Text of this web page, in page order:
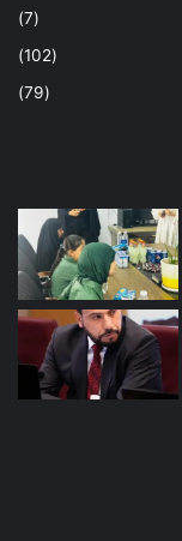
(7)
(102)
(79)